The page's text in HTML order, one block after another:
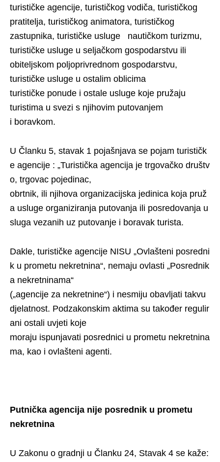
turističke agencije, turističkog vodiča, turističkog
pratitelja, turističkog animatora, turističkog
zastupnika, turističke usluge nautičkom turizmu,
turističke usluge u seljačkom gospodarstvu ili
obiteljskom poljoprivrednom gospodarstvu,
turističke usluge u ostalim oblicima
turističke ponude i ostale usluge koje pružaju
turistima u svezi s njihovim putovanjem
i boravkom.
U Članku 5, stavak 1 pojašnjava se pojam turističk
e agencije : „Turistička agencija je trgovačko društv
o, trgovac pojedinac,
obrtnik, ili njihova organizacijska jedinica koja pruž
a usluge organiziranja putovanja ili posredovanja u
sluga vezanih uz putovanje i boravak turista.
Dakle, turističke agencije NISU „Ovlašteni posredni
k u prometu nekretnina“, nemaju ovlasti „Posrednik
a nekretninama“
(„agencije za nekretnine“) i nesmiju obavljati takvu
djelatnost. Podzakonskim aktima su također regulir
ani ostali uvjeti koje
moraju ispunjavati posrednici u prometu nekretnina
ma, kao i ovlašteni agenti.
Putnička agencija nije posrednik u prometu
nekretnina
U Zakonu o gradnji u Članku 24, Stavak 4 se kaže: